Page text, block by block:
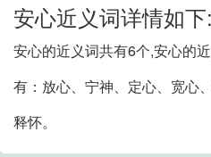
安心近义词详情如下:
安心的近义词共有6个,安心的
有：放心、宁神、定心、宽心、
释怀。